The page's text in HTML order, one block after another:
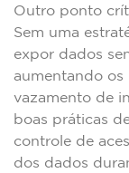
Outro ponto
Sem uma
expor dados
aumentando os
vazamento de
boas práticas
controle de
dos dados